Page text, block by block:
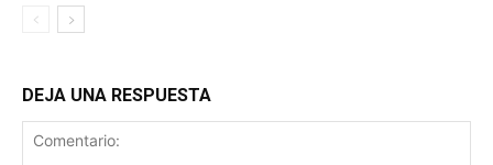
DEJA UNA RESPUESTA